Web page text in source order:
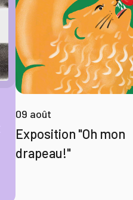
09 août
Exposition "Oh mon
drapeau!"